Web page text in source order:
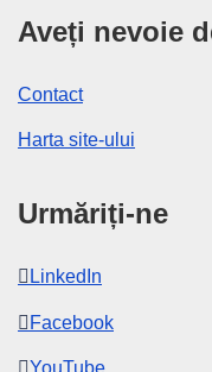
Aveți nevoie
Contact
Harta site-ului
Urmăriți-ne
LinkedIn
Facebook
YouTube